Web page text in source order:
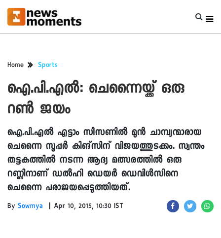
Home Sports
ഐ.പി.എൽ: ചെന്നൈയ്ക്ക് ഒരു
റൺ ജയം
ഐ.പി.എൽ എട്ടാം സീസണിൽ മുൻ ചാമ്പ്യന്മാരായ
ചെന്നൈ സൂപ്പർ കിങ്സിന് വിജയത്തുടക്കം. സ്വന്തം
തട്ടകത്തിൽ നടന്ന ആദ്യ മത്സരത്തിൽ ഒരു
റണ്ണിനാണ് ഡൽഹി ഡെയർ ഡെവിൾസിനെ
ചെന്നൈ പരാജയപ്പെടുത്തിയത്.
By Sowmya | Apr 10, 2015, 10:30 IST